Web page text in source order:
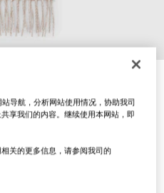
导航，分析网站使用情况，协助我司
享我们的内容。继续使用本网站，即
关的更多信息，请参阅我司的